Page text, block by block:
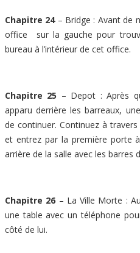
Chapitre 24– Bridge : Avant de
office sur la gauche pour
bureau à l’intérieur de cet office.
Chapitre 25 – Depot : Après
apparu derrière les barreaux,
de continuer. Continuez à
et entrez par la première porte
arrière de la salle avec les barres
Chapitre 26 – La Ville Morte :
une table avec un téléphone
côté de lui.